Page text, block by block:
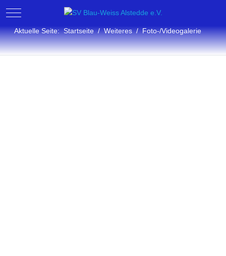
Mobile Menu Toggle
Aktuelle Seite:Startseite Weiteres Foto-/Videogalerie